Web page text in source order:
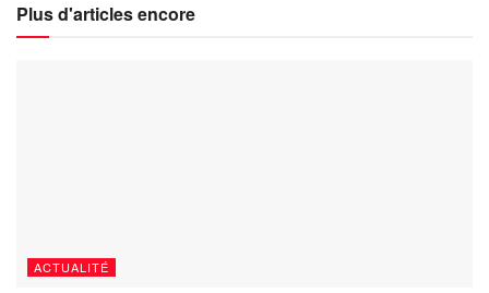
Plus d'articles encore
ACTUALITÉ